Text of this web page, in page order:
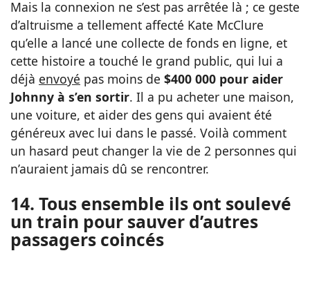
Mais la connexion ne s’est pas arrêtée là ; ce geste
d’altruisme a tellement affecté Kate McClure
qu’elle a lancé une collecte de fonds en ligne, et
cette histoire a touché le grand public, qui lui a
déjà envoyé pas moins de $400 000 pour aider
Johnny à s’en sortir. Il a pu acheter une maison,
une voiture, et aider des gens qui avaient été
généreux avec lui dans le passé. Voilà comment
un hasard peut changer la vie de 2 personnes qui
n’auraient jamais dû se rencontrer.
14. Tous ensemble ils ont soulevé
un train pour sauver d’autres
passagers coincés